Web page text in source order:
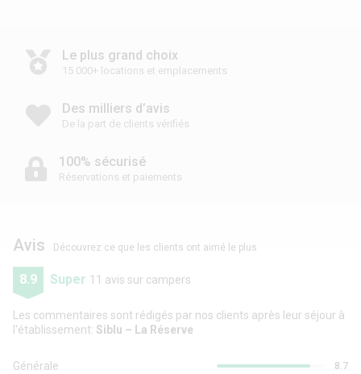
Le plus grand choix
15 000+ locations et emplacements
Des milliers d’avis
De la part de clients vérifiés
100% sécurisé
Réservations et paiements
Avis Découvrez ce que les clients ont aimé le plus
8.9 Super 11 avis sur campers
Les commentaires sont rédigés par nos clients après leur séjour à
l'établissement: Siblu – La Réserve
Générale 8.7